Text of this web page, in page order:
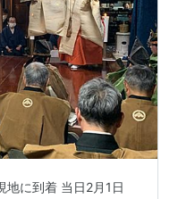
地に到着 当日2月1日